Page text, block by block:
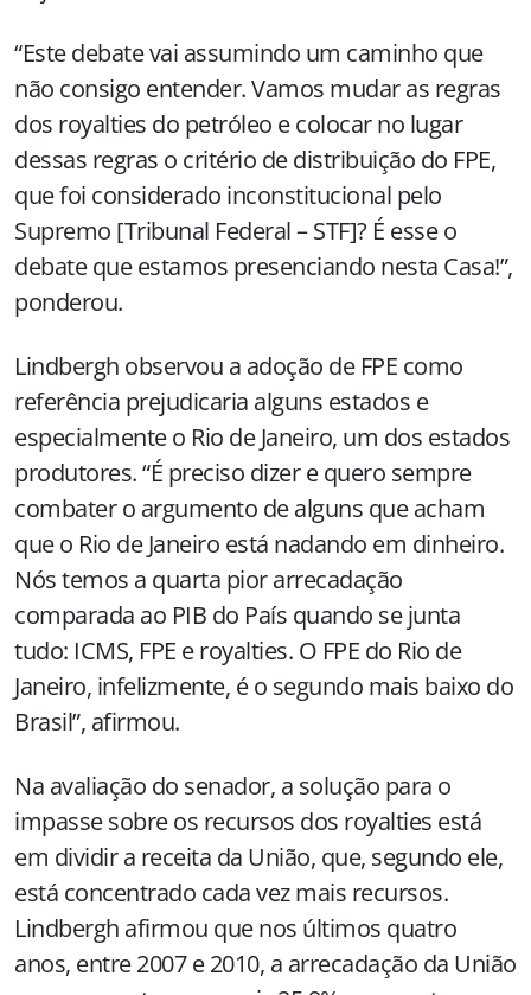
“Este debate vai assumindo um caminho que
não consigo entender. Vamos mudar as regras
dos royalties do petróleo e colocar no lugar
dessas regras o critério de distribuição do FPE,
que foi considerado inconstitucional pelo
Supremo [Tribunal Federal – STF]? É esse o
debate que estamos presenciando nesta Casa!”,
ponderou.
Lindbergh observou a adoção de FPE como
referência prejudicaria alguns estados e
especialmente o Rio de Janeiro, um dos estados
produtores. “É preciso dizer e quero sempre
combater o argumento de alguns que acham
que o Rio de Janeiro está nadando em dinheiro.
Nós temos a quarta pior arrecadação
comparada ao PIB do País quando se junta
tudo: ICMS, FPE e royalties. O FPE do Rio de
Janeiro, infelizmente, é o segundo mais baixo do
Brasil”, afirmou.
Na avaliação do senador, a solução para o
impasse sobre os recursos dos royalties está
em dividir a receita da União, que, segundo ele,
está concentrado cada vez mais recursos.
Lindbergh afirmou que nos últimos quatro
anos, entre 2007 e 2010, a arrecadação da União